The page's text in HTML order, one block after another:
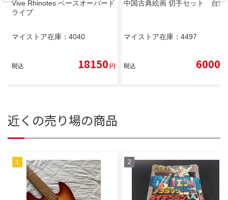
Vive Rhinotes ベースオーバード
ライブ
マイストア在庫： 4040
税込 18150円
中国古典絵画 切手セット 台湾
マイストア在庫： 4497
税込 6000
近くの売り場の商品